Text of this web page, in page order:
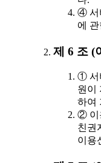
④ 서
에
제 6 조 (
① 서
원이
하여
② 이
친권
이용